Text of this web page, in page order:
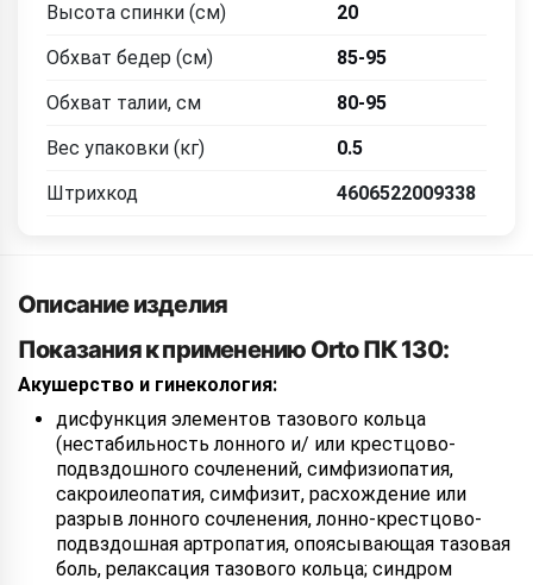
Высота спинки (см)
20
Обхват бедер (см)
85-95
Обхват талии, см
80-95
Вес упаковки (кг)
0.5
Штрихкод
4606522009338
Описание изделия
Показания к применению Orto ПК 130:
Акушерство и гинекология:
дисфункция элементов тазового кольца
(нестабильность лонного и/ или крестцово-
подвздошного сочленений, симфизиопатия,
сакроилеопатия, симфизит, расхождение или
разрыв лонного сочленения, лонно-крестцово-
подвздошная артропатия, опоясывающая тазовая
боль, релаксация тазового кольца; синдром